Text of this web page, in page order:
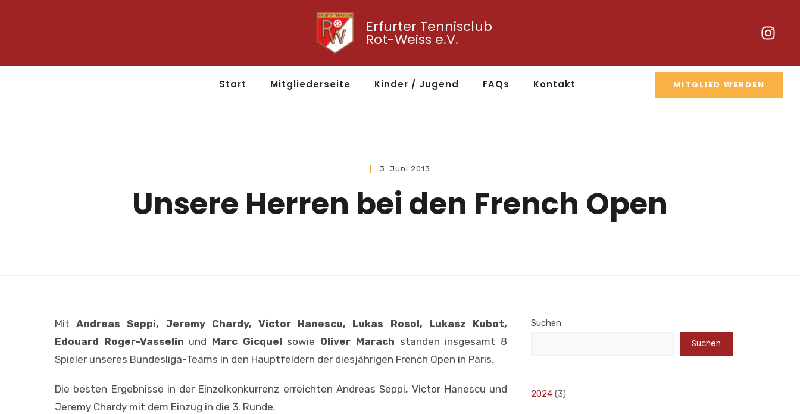
Erfurter Tennisclub
Rot-Weiss e.V.
Start Mitgliederseite Kinder / Jugend FAQs Kontakt MITGLIED WERDEN
3. Juni 2013
Unsere Herren bei den French Open
MitAndreas Seppi, Jeremy Chardy, Victor Hanescu, Lukas Rosol, Lukasz Kubot,
Edouard Roger-Vasselin und Marc Gicquel sowie Oliver Marach standen insgesamt 8
Spieler unseres Bundesliga-Teams in den Hauptfeldern der diesjährigen French Open in Paris.
Die besten Ergebnisse in der Einzelkonkurrenz erreichten Andreas Seppi,Victor Hanescu und
Jeremy Chardy mit dem Einzug in die 3. Runde.
Suchen
Suchen
2024(3)